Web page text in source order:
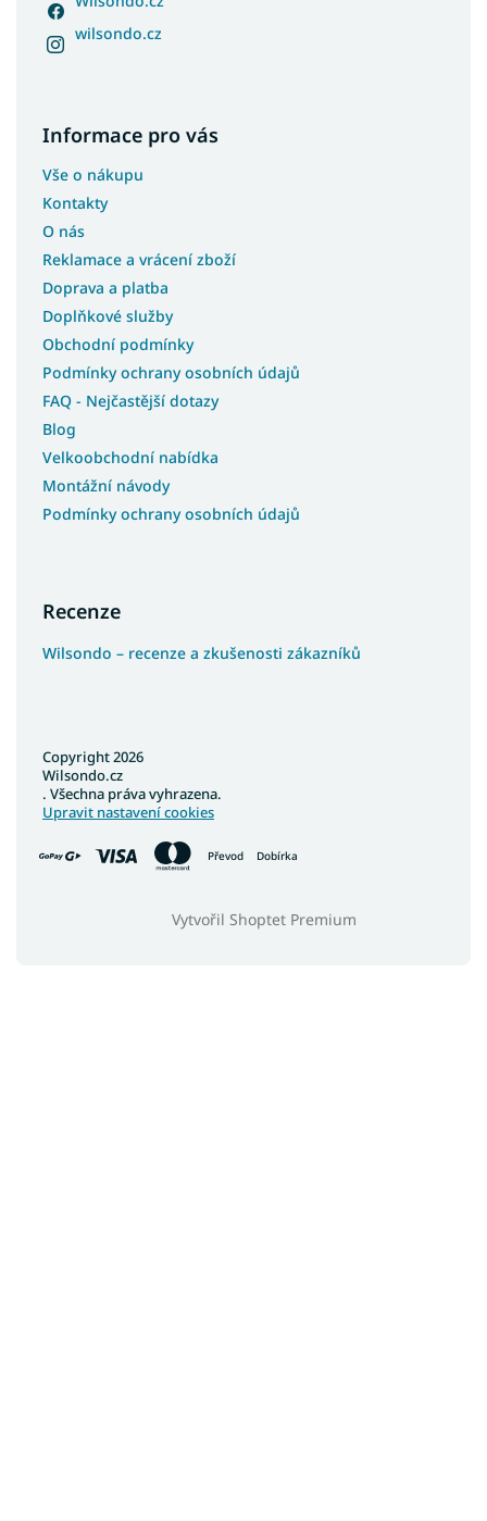
Koberce 250x350
Koberce 400x400
Koberce 120x90
Koberce 120x100
Koberce 150x210
Koberce 90x310
Koberce 160x210
wilsondo.cz
Informace pro vás
Vše o nákupu
Kontakty
O nás
Reklamace a vrácení zboží
Doprava a platba
Doplňkové služby
Obchodní podmínky
Podmínky ochrany osobních údajů
FAQ - Nejčastější dotazy
Blog
Velkoobchodní nabídka
Montážní návody
Podmínky ochrany osobních údajů
Recenze
Wilsondo – recenze a zkušenosti zákazníků
Převod Dobírka
Vytvořil Shoptet Premium
Copyright 2026
Wilsondo.cz
. Všechna práva vyhrazena.
Upravit nastavení cookies